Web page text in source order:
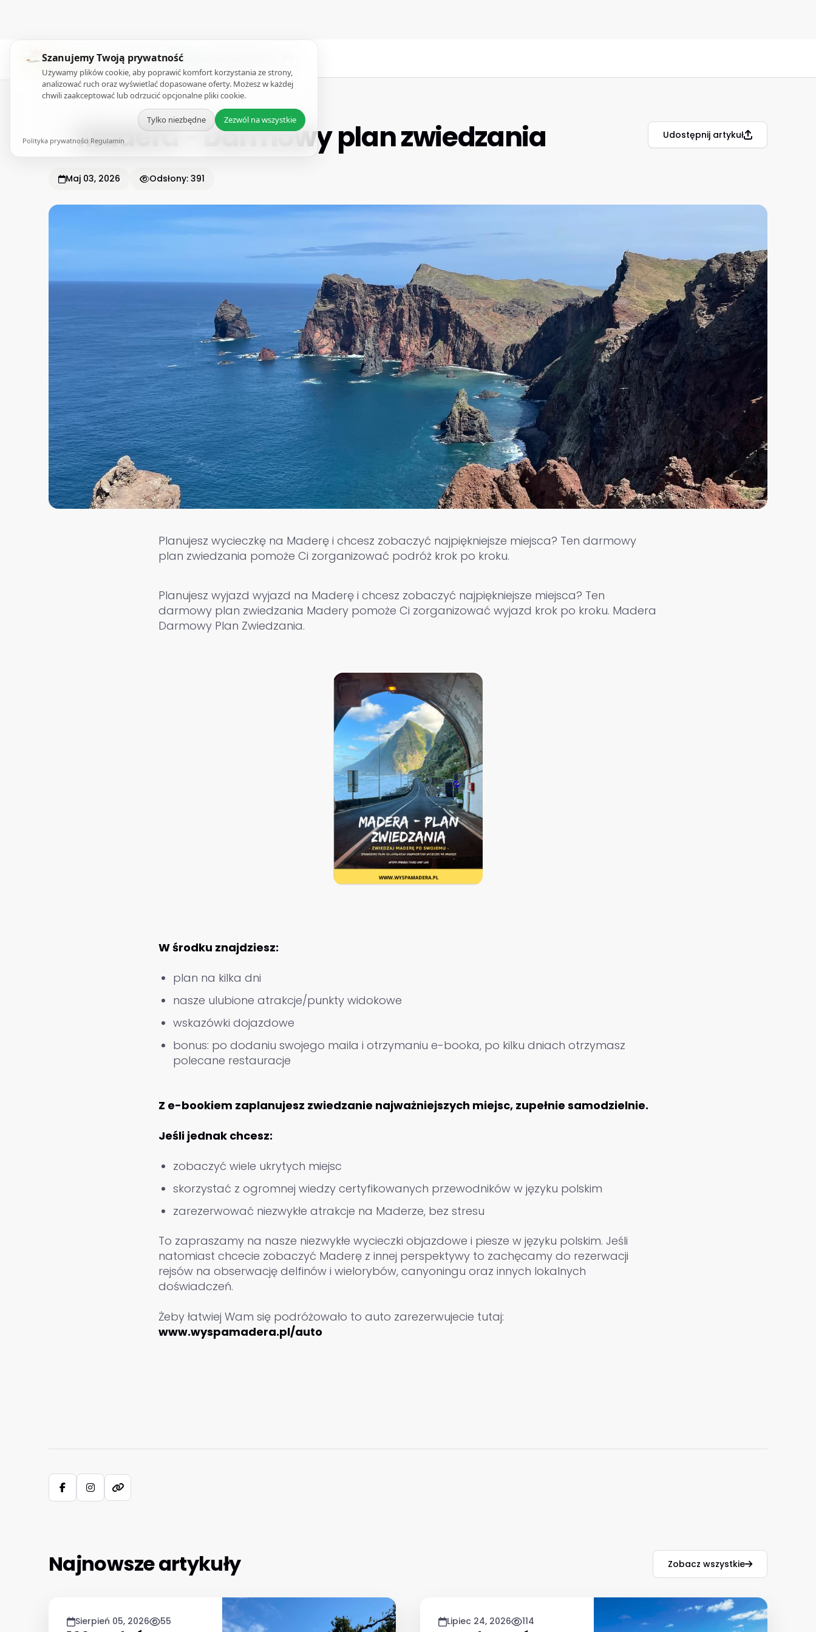
AtrakcjeE-BookBlog
Szanujemy Twoją prywatność
Używamy plików cookie, aby poprawić komfort korzystania ze strony,
analizować ruch oraz wyświetlać dopasowane oferty. Możesz w każdej
chwili zaakceptować lub odrzucić opcjonalne pliki cookie.
Tylko niezbędne Zezwól na wszystkie
Polityka prywatności·Regulamin
Blog>Madera - Darmowy plan zwiedzania
Madera - Darmowy plan zwiedzania Udostępnij artykuł
Maj 03, 2026 Odsłony: 391
Planujesz wycieczkę na Maderę i chcesz zobaczyć najpiękniejsze miejsca? Ten darmowy
plan zwiedzania pomoże Ci zorganizować podróż krok po kroku.
Planujesz wyjazd wyjazd na Maderę i chcesz zobaczyć najpiękniejsze miejsca? Ten
darmowy plan zwiedzania Madery pomoże Ci zorganizować wyjazd krok po kroku. Madera
Darmowy Plan Zwiedzania.
W środku znajdziesz:
plan na kilka dni
nasze ulubione atrakcje/punkty widokowe
wskazówki dojazdowe
bonus: po dodaniu swojego maila i otrzymaniu e-booka, po kilku dniach otrzymasz
polecane restauracje
Z e-bookiem zaplanujesz zwiedzanie najważniejszych miejsc, zupełnie samodzielnie.
Jeśli jednak chcesz:
zobaczyć wiele ukrytych miejsc
skorzystać z ogromnej wiedzy certyfikowanych przewodników w języku polskim
zarezerwować niezwykłe atrakcje na Maderze, bez stresu
To zapraszamy na nasze niezwykłe wycieczki objazdowe i piesze w języku polskim. Jeśli
natomiast chcecie zobaczyć Maderę z innej perspektywy to zachęcamy do rezerwacji
rejsów na obserwację delfinów i wielorybów, canyoningu oraz innych lokalnych
doświadczeń.
Żeby łatwiej Wam się podróżowało to auto zarezerwujecie tutaj:
www.wyspamadera.pl/auto
Najnowsze artykuły Zobacz wszystkie
Sierpień 05, 2026 55 Lipiec 24, 2026 114